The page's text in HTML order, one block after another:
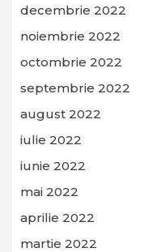
decembrie 2022
noiembrie 2022
octombrie 2022
septembrie 2022
august 2022
iulie 2022
iunie 2022
mai 2022
aprilie 2022
martie 2022